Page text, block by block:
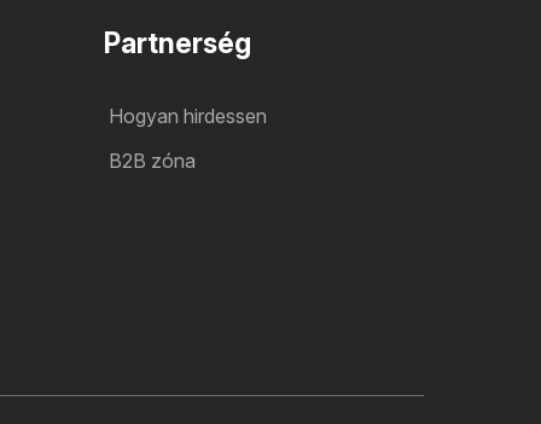
Partnerség
Hogyan hirdessen
B2B zóna